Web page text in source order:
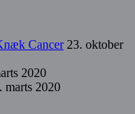
Cancer 23. oktober
2020
marts 2020